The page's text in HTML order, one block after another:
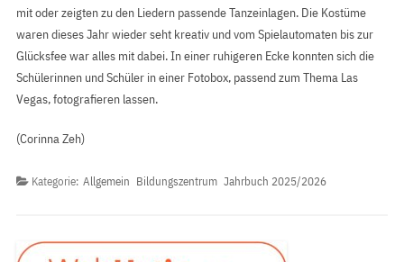
mit oder zeigten zu den Liedern passende Tanzeinlagen. Die Kostüme
waren dieses Jahr wieder seht kreativ und vom Spielautomaten bis zur
Glücksfee war alles mit dabei. In einer ruhigeren Ecke konnten sich die
Schülerinnen und Schüler in einer Fotobox, passend zum Thema Las
Vegas, fotografieren lassen.
(Corinna Zeh)
Kategorie: Allgemein Bildungszentrum Jahrbuch 2025/2026